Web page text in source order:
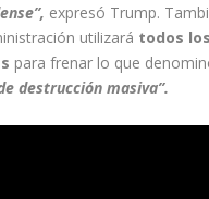
expresó Trump.
utilizará todos
para frenar lo que
destrucción masiva”.